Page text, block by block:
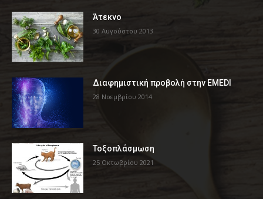
Άτεκνο
30 Αυγούστου 2013
Διαφημιστική προβολή στην EMEDI
28 Νοεμβρίου 2014
Τοξοπλάσμωση
25 Οκτωβρίου 2021